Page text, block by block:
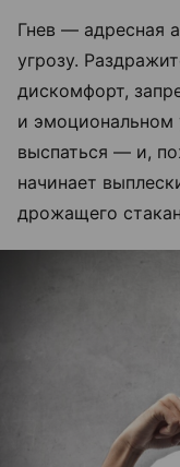
​​​​​​​Гнев — адресная
угрозу.
дискомфорт,
и эмоциональном
выспаться — и,
начинает
дрожащего